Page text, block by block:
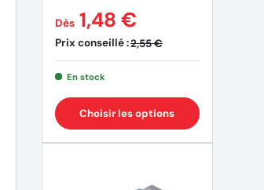
Prix conseillé :2,55 €
Dès 1,48 €
En stock
Choisir les options